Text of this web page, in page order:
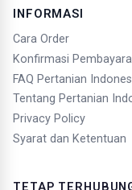
INFORMASI
Cara Order
Konfirmasi
FAQ Pertanian
Tentang Pertanian
Privacy Policy
Syarat dan Ketentuan
TETAP